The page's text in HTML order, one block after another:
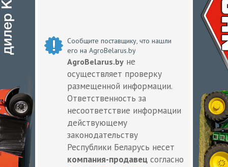
Сообщите поставщику, что нашли
его на AgroBelarus.by
AgroBelarus.by не
осуществляет проверку
размещенной информации.
Ответственность за
несоответствие информации
действующему
законодательству
Республики Беларусь несет
компания-продавец согласно